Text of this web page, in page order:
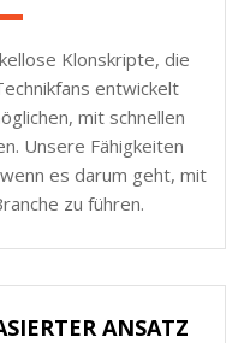
Klonskripte, die
entwickelt
mit schnellen
Unsere Fähigkeiten
es darum geht, mit
zu führen.
ANSATZ